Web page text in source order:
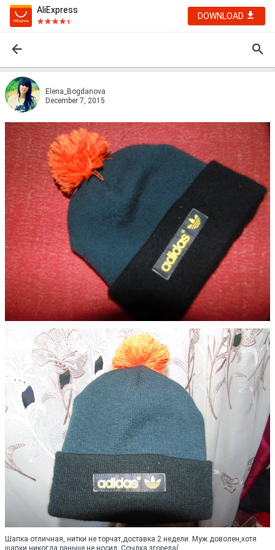
AliExpress
DOWNLOAD
Elena_Bogdanova
December 7, 2015
Шапка отличная, нитки не торчат,доставка 2 недели. Муж доволен,хотя
шапки никогда раньше не носил. Ссылка згорела(